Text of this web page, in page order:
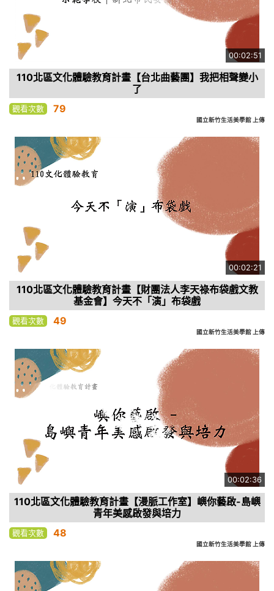
00:02:51
110北區文化體驗教育計畫【台北曲藝團】我把相聲變小
了
觀看次數 79
國立新竹生活美學館 上傳
00:02:21
110北區文化體驗教育計畫【財團法人李天祿布袋戲文教
基金會】今天不「演」布袋戲
觀看次數 49
國立新竹生活美學館 上傳
00:02:36
110北區文化體驗教育計畫【漫脈工作室】嶼你藝啟-島嶼
青年美感啟發與培力
觀看次數 48
國立新竹生活美學館 上傳